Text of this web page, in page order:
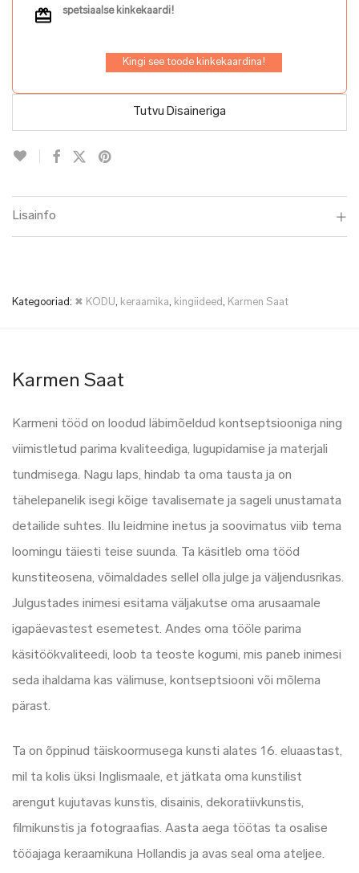
spetsiaalse kinkekaardi!
Kingi see toode kinkekaardina!
Tutvu Disaineriga
Lisainfo
Kategooriad: ✖ KODU, keraamika, kingiideed, Karmen Saat
Karmen Saat
Karmeni tööd on loodud läbimõeldud kontseptsiooniga ning
viimistletud parima kvaliteediga, lugupidamise ja materjali
tundmisega. Nagu laps, hindab ta oma tausta ja on
tähelepanelik isegi kõige tavalisemate ja sageli unustamata
detailide suhtes. Ilu leidmine inetus ja soovimatus viib tema
loomingu täiesti teise suunda. Ta käsitleb oma tööd
kunstiteosena, võimaldades sellel olla julge ja väljendusrikas.
Julgustades inimesi esitama väljakutse oma arusaamale
igapäevastest esemetest. Andes oma tööle parima
käsitöökvaliteedi, loob ta teoste kogumi, mis paneb inimesi
seda ihaldama kas välimuse, kontseptsiooni või mõlema
pärast.
Ta on õppinud täiskoormusega kunsti alates 16. eluaastast,
mil ta kolis üksi Inglismaale, et jätkata oma kunstilist
arengut kujutavas kunstis, disainis, dekoratiivkunstis,
filmikunstis ja fotograafias. Aasta aega töötas ta osalise
tööajaga keraamikuna Hollandis ja avas seal oma ateljee.